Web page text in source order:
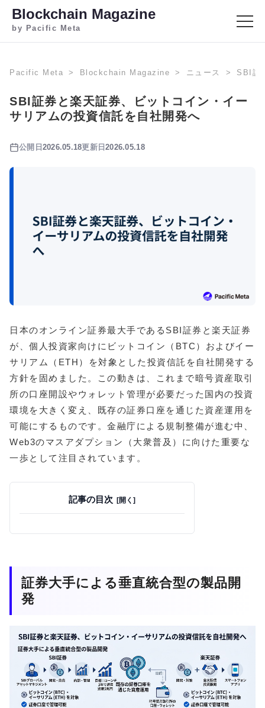
Blockchain Magazine
by Pacific Meta
Pacific Meta Blockchain Magazine ニュース SBI証
SBI証券と楽天証券、ビットコイン・イー
サリアムの投資信託を自社開発へ
公開日 2026.05.18更新日2026.05.18
日本のオンライン証券最大手であるSBI証券と楽天証券
が、個人投資家向けにビットコイン（BTC）およびイー
サリアム（ETH）を対象とした投資信託を自社開発する
方針を固めました。この動きは、これまで暗号資産取引
所の口座開設やウォレット管理が必要だった国内の投資
環境を大きく変え、既存の証券口座を通じた資産運用を
可能にするものです。金融庁による規制整備が進む中、
Web3のマスアダプション（大衆普及）に向けた重要な
一歩として注目されています。
記事の目次
証券大手による垂直統合型の製品開
発